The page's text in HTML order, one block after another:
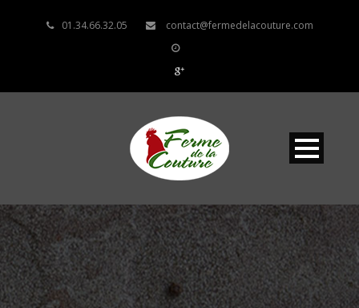
01.34.66.32.05 contact@fermedelacouture.com